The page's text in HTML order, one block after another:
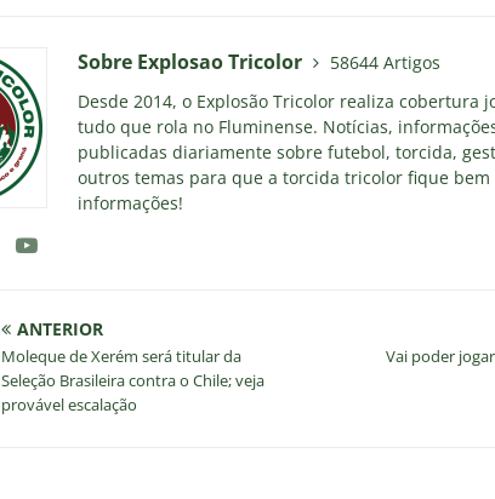
Sobre Explosao Tricolor
58644 Artigos
Desde 2014, o Explosão Tricolor realiza cobertura
tudo que rola no Fluminense. Notícias,
publicadas diariamente sobre futebol, torcida,
outros temas para que a torcida tricolor fique bem
informações!
ANTERIOR
Moleque de Xerém será titular da
Seleção Brasileira contra o Chile; veja
provável escalação
Vai poder